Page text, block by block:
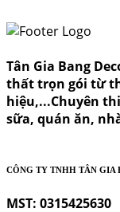
Tân Gia Bang
thất trọn gói từ
hiệu,...Chuyên
sữa, quán ăn,
CÔNG TY TNHH TÂN GIA
MST: 0315425630